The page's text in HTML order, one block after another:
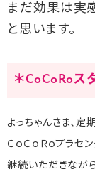
まだ効果は実
と思います。
＊CoCoRoス
よっちゃんさま、定
ＣｏＣｏＲｏプラセ
継続いただきなが